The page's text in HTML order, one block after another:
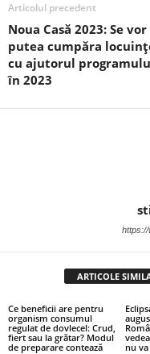
Articolul precedent
Noua Casă 2023: Se vor
putea cumpăra
cu ajutorul
în 2023
https://
ARTICOLE
Ce beneficii are pentru
organism consumul
regulat de dovlecel: Crud,
fiert sau la grătar? Modul
de preparare contează
nu